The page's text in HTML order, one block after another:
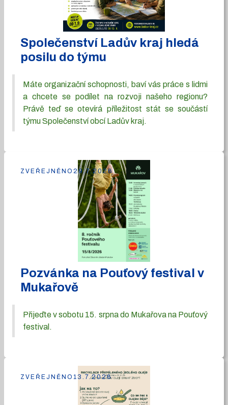
Společenství Ladův kraj hledá
posilu do týmu
Máte organizační schopnosti, baví vás práce s lidmi
a chcete se podílet na rozvoji našeho regionu?
Právě teď se otevírá příležitost stát se součástí
týmu Společenství obcí Ladův kraj.
Pozvánka na Pouťový festival v
Mukařově
Přijeďte v sobotu 15. srpna do Mukařova na Pouťový
festival.
ZVEŘEJNĚNO 29.7.2026
ZVEŘEJNĚNO 13.7.2026